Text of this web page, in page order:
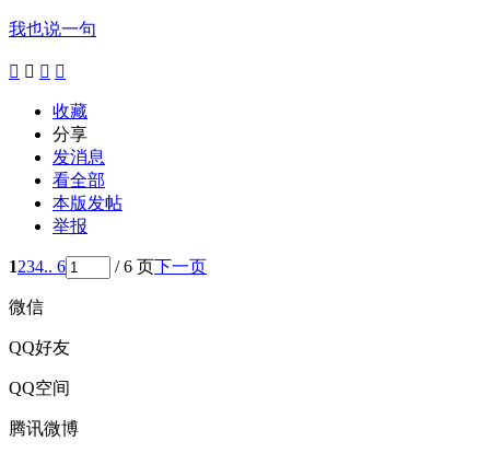
我也说一句
   
收藏
分享
发消息
看全部
本版发帖
举报
1234.. 6 / 6 页下一页
微信
QQ好友
QQ空间
腾讯微博